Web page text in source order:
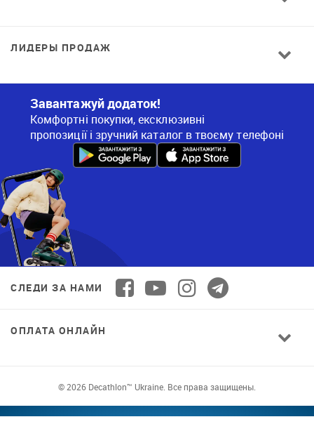
ЛИДЕРЫ ПРОДАЖ
Завантажуй додаток!
Комфортні покупки, ексклюзивні
пропозиції і зручний каталог в твоєму телефоні
СЛЕДИ ЗА НАМИ
ОПЛАТА ОНЛАЙН
© 2026 Decathlon™ Ukraine. Все права защищены.